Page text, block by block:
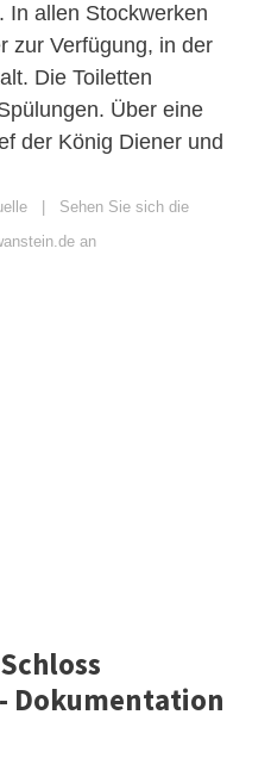
In allen Stockwerken
zur Verfügung, in der
Die Toiletten
Über eine
der König Diener und
Sehen Sie sich die
an
Dokumentation